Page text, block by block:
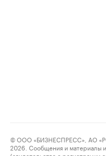
© ООО «БИЗНЕСПРЕСС», АО
2026. Сообщения и материалы